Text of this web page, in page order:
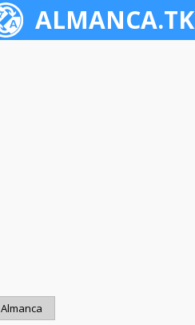
ALMANCA.TK
Almanca